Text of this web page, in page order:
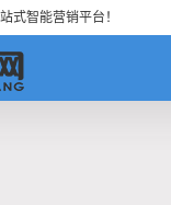
式智能营销平台！